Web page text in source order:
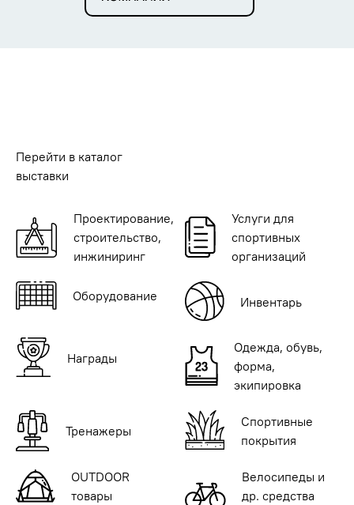
Перейти в каталог
выставки
Проектирование,
строительство,
инжиниринг
Услуги для
спортивных
организаций
Оборудование Инвентарь
Награды
Одежда, обувь,
форма,
экипировка
Тренажеры
Спортивные
покрытия
OUTDOOR
товары
Велосипеды и
др. средства